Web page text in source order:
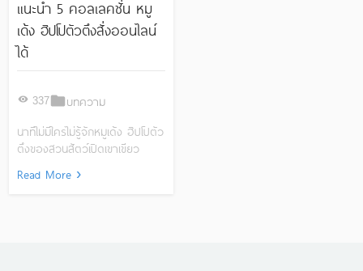
แนะนำ 5 คอลเลคชั่น หมู
เด้ง ฮิปโปตัวตึงสั่งออนไลน์
ได้
337
บทความ
กางเกงหมูเด้ง,ขายของออนไลน์,
นาทีไม่มีใครไม่รู้จักหมูเด้ง ฮิปโปตัว
ตึงของสวนสัตว์เปิดเขาเขียว
คอลแลคชั่นกัน ใครที่สนใจเป็น
Read More ›